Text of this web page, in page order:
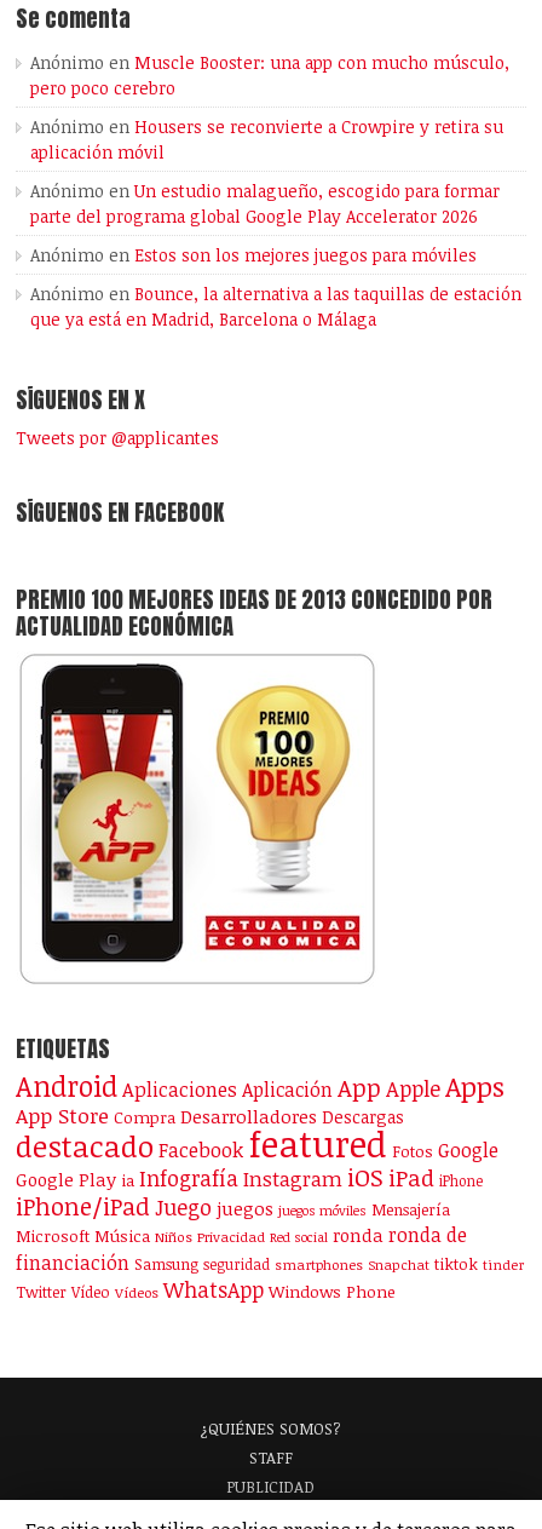
Se comenta
Anónimo enMuscle Booster: una app con mucho músculo,
pero poco cerebro
Anónimo enHousers se reconvierte a Crowpire y retira su
aplicación móvil
Anónimo enUn estudio malagueño, escogido para formar
parte del programa global Google Play Accelerator 2026
Anónimo enEstos son los mejores juegos para móviles
Anónimo enBounce, la alternativa a las taquillas de estación
que ya está en Madrid, Barcelona o Málaga
SÍGUENOS EN X
Tweets por @applicantes
SÍGUENOS EN FACEBOOK
PREMIO 100 MEJORES IDEAS DE 2013 CONCEDIDO POR
ACTUALIDAD ECONÓMICA
ETIQUETAS
Android Aplicaciones Aplicación App AppleApps
App Store Compra Desarrolladores Descargas
destacado Facebook featured Fotos Google
Google Play ia InfografíaInstagram iOS iPad iPhone
iPhone/iPad Juego juegos juegos móviles Mensajería
Microsoft Música Niños Privacidad Red social ronda ronda de
financiación Samsung seguridad smartphones Snapchat tiktok tinder
Twitter Vídeo Vídeos WhatsApp Windows Phone
¿QUIÉNES SOMOS?
STAFF
PUBLICIDAD